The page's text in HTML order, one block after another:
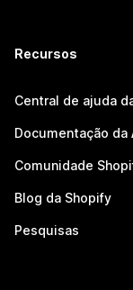
Recursos
Central de ajuda
Documentação da
Comunidade
Blog da Shopify
Pesquisas